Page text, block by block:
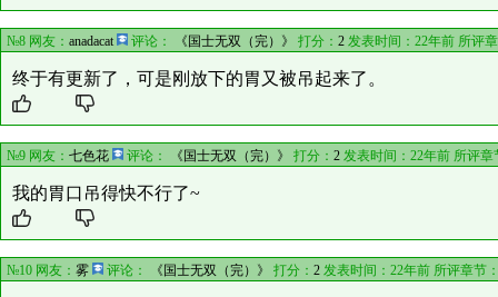
№8 网友： anadacat 评论： 《国士无双（完）》 打分： 2发表时间：22年前 所评
终于有更新了，可是刚放下的胃又被吊起来了。
№9 网友： 七色花 评论： 《国士无双（完）》 打分： 2发表时间：22年前 所评章
我的胃口吊得快不行了~
№10 网友： 雾 评论： 《国士无双（完）》 打分： 2发表时间：22年前 所评章节